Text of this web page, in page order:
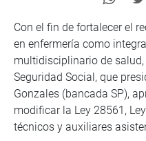
Con el fin de fortalecer el
en enfermería como
multidisciplinario de
Seguridad Social, que
Gonzales (bancada SP),
modificar la Ley 28561,
técnicos y auxiliares